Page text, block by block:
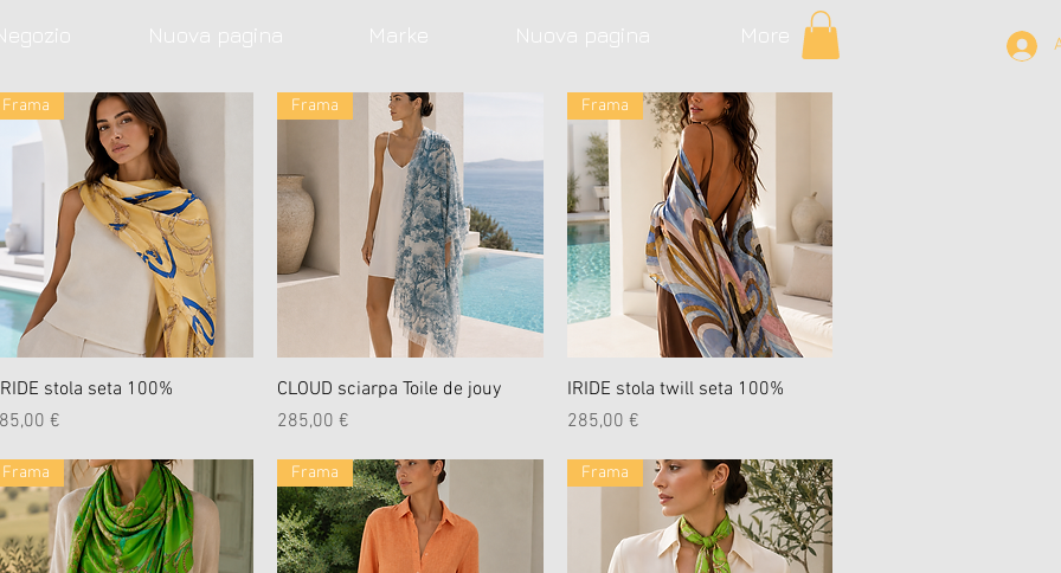
Nuova pagina Marke Nuova pagina More
Schnellansicht
Frama
stola seta 100%
€
Schnellansicht
Frama
CLOUD sciarpa Toile de jouy
Preis
285,00 €
Schnellansicht
Frama
IRIDE stola twill seta 100%
Preis
285,00 €
Frama Frama Frama